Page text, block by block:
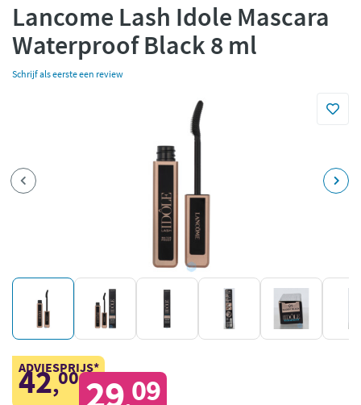
Betaal met Klarna
Lancome Lash Idole Mascara
Waterproof Black 8 ml
Schrijf als eerste een review
ADVIESPRIJS*
42,00 29 09